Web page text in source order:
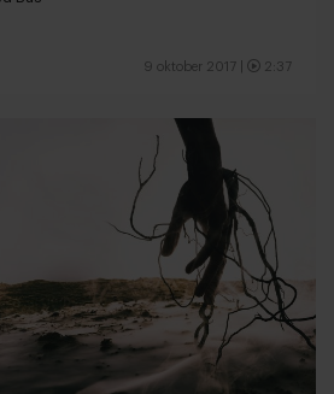
9 oktober 2017 2:37